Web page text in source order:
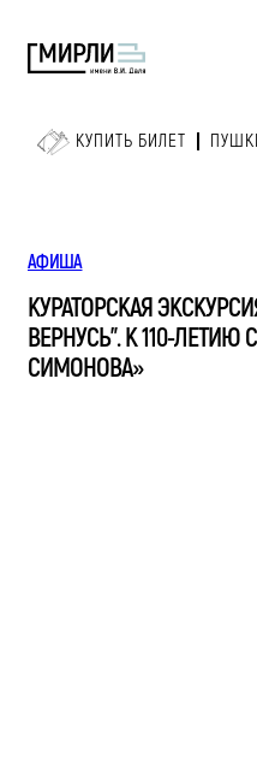
КУПИТЬ БИЛЕТ
АФИША
КУРАТОРСКАЯ
ВЕРНУСЬ”. К 110-
СИМОНОВА»